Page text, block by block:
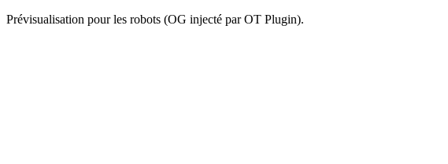
Prévisualisation pour les robots (OG injecté par OT Plugin).